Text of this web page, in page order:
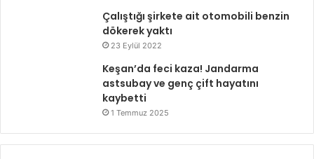
Çalıştığı şirkete ait otomobili benzin
dökerek yaktı
23 Eylül 2022
Keşan’da feci kaza! Jandarma
astsubay ve genç çift hayatını
kaybetti
1 Temmuz 2025